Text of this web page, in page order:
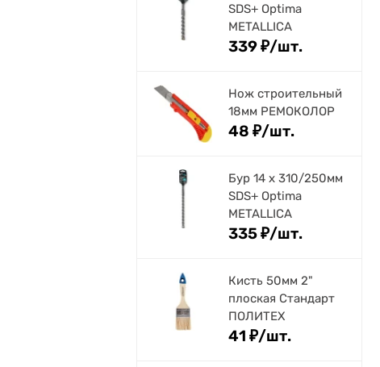
SDS+ Optima
METALLICA
339₽/шт.
Нож строительный
18мм РЕМОКОЛОР
48 ₽/шт.
Бур 14 х 310/250мм
SDS+ Optima
METALLICA
335₽/шт.
Кисть 50мм 2"
плоская Стандарт
ПОЛИТЕХ
41 ₽/шт.